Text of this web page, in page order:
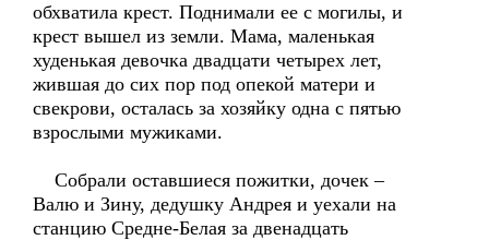
обхватила крест. Поднимали ее с могилы, и
крест вышел из земли. Мама, маленькая
худенькая девочка двадцати четырех лет,
жившая до сих пор под опекой матери и
свекрови, осталась за хозяйку одна с пятью
взрослыми мужиками.
Собрали оставшиеся пожитки, дочек –
Валю и Зину, дедушку Андрея и уехали на
станцию Средне-Белая за двенадцать